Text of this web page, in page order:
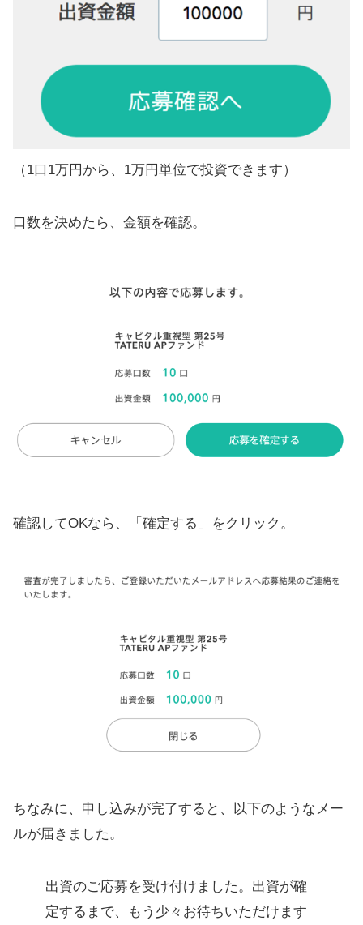
（1口1万円から、1万円単位で投資できます）
口数を決めたら、金額を確認。
確認してOKなら、「確定する」をクリック。
ちなみに、申し込みが完了すると、以下のようなメー
ルが届きました。
出資のご応募を受け付けました。出資が確
定するまで、もう少々お待ちいただけます